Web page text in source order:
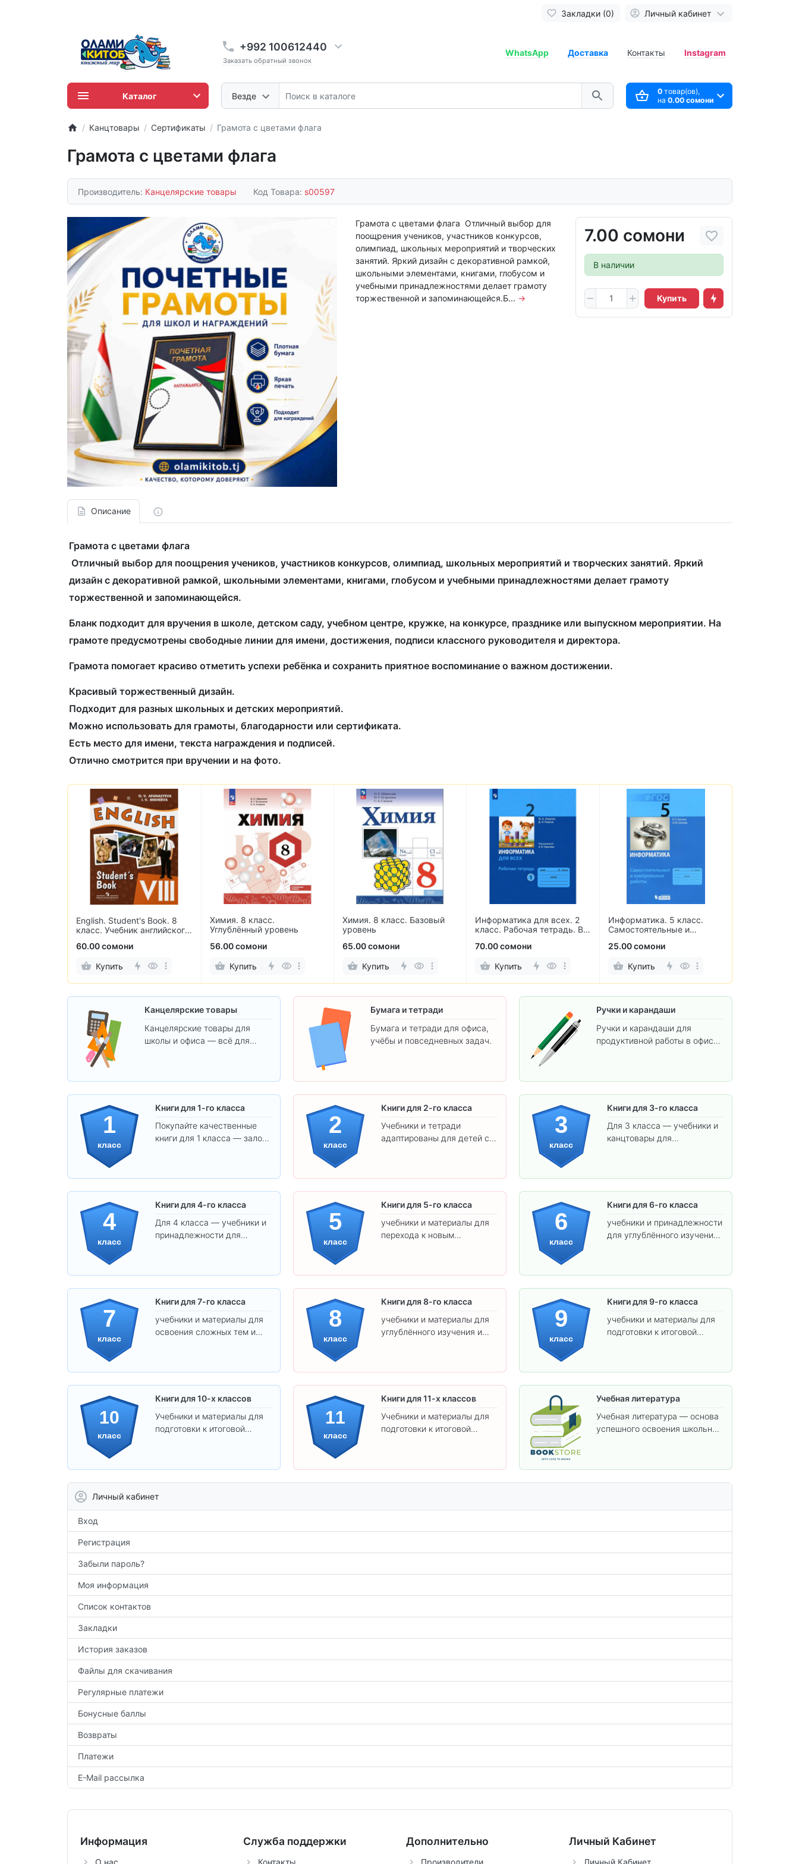
Закладки (0) Личный кабинет
+992 100612440
Заказать обратный звонок
Везде
WhatsApp Доставка Контакты Instagram
0товар(ов),
на 0.00 сомони
Каталог
Канцтовары Сертификаты Грамота с цветами флага
Грамота с цветами флага
Производитель: Канцелярские товары Код Товара: s00597
7.00 сомони
В наличии
Купить
Грамота с цветами флага Отличный выбор для
поощрения учеников, участников конкурсов,
олимпиад, школьных мероприятий и творческих
занятий. Яркий дизайн с декоративной рамкой,
школьными элементами, книгами, глобусом и
учебными принадлежностями делает грамоту
торжественной и запоминающейся.Б... →
Описание
Грамота с цветами флага
Отличный выбор для поощрения учеников, участников конкурсов, олимпиад, школьных мероприятий и творческих занятий. Яркий
дизайн с декоративной рамкой, школьными элементами, книгами, глобусом и учебными принадлежностями делает грамоту
торжественной и запоминающейся.
Бланк подходит для вручения в школе, детском саду, учебном центре, кружке, на конкурсе, празднике или выпускном мероприятии. На
грамоте предусмотрены свободные линии для имени, достижения, подписи классного руководителя и директора.
Грамота помогает красиво отметить успехи ребёнка и сохранить приятное воспоминание о важном достижении.
Красивый торжественный дизайн.
Подходит для разных школьных и детских мероприятий.
Можно использовать для грамоты, благодарности или сертификата.
Есть место для имени, текста награждения и подписей.
Отлично смотрится при вручении и на фото.
English. Student's Book. 8
класс. Учебник английского
60.00 сомони
Купить
Химия. 8 класс.
Углублённый уровень
56.00 сомони
Купить
Химия. 8 класс. Базовый
уровень
65.00 сомони
Купить
Информатика для всех. 2
класс. Рабочая тетрадь. В
70.00 сомони
Купить
Информатика. 5 класс.
Самостоятельные и
25.00 сомони
Купить
Канцелярские товары
Канцелярские товары для
школы и офиса — всё для
Бумага и тетради
Бумага и тетради для офиса,
учёбы и повседневных задач.
Ручки и карандаши
Ручки и карандаши для
продуктивной работы в офисе
1
класс
Книги для 1-го класса
Покупайте качественные
книги для 1 класса — залог
2
класс
Книги для 2-го класса
Учебники и тетради
адаптированы для детей с
3
класс
Книги для 3-го класса
Для 3 класса — учебники и
канцтовары для
4
класс
Книги для 4-го класса
Для 4 класса — учебники и
принадлежности для
5
класс
Книги для 5-го класса
учебники и материалы для
перехода к новым
6
класс
Книги для 6-го класса
учебники и принадлежности
для углублённого изучения
7
класс
Книги для 7-го класса
учебники и материалы для
освоения сложных тем и
8
класс
Книги для 8-го класса
учебники и материалы для
углублённого изучения и
9
класс
Книги для 9-го класса
учебники и материалы для
подготовки к итоговой
10
класс
Книги для 10-х классов
Учебники и материалы для
подготовки к итоговой
11
класс
Книги для 11-х классов
Учебники и материалы для
подготовки к итоговой
Учебная литература
Учебная литература — основа
успешного освоения школьной
Личный кабинет
Вход
Регистрация
Забыли пароль?
Моя информация
Список контактов
Закладки
История заказов
Файлы для скачивания
Регулярные платежи
Бонусные баллы
Возвраты
Платежи
E-Mail рассылка
Информация Служба поддержки Дополнительно Личный Кабинет